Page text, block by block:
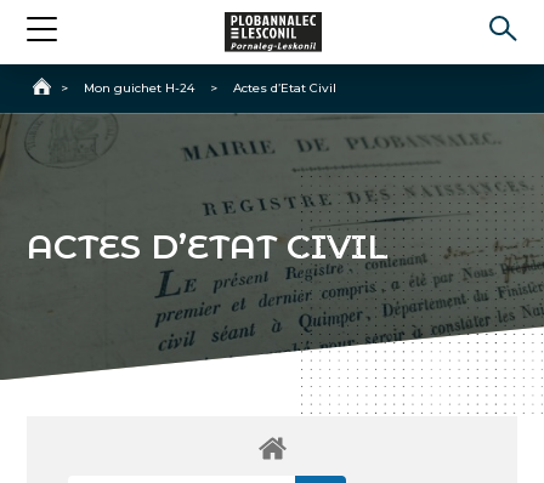
Accueil
> Mon guichet H-24 > Actes d’Etat Civil
ACTES D’ETAT CIVIL